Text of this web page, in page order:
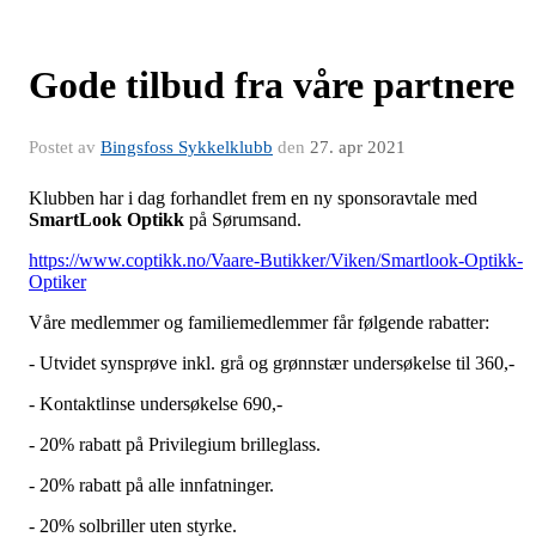
Gode tilbud fra våre partnere
Postet av Bingsfoss Sykkelklubb den 27. apr 2021
Klubben har i dag forhandlet frem en ny sponsoravtale med
SmartLook Optikk på Sørumsand.
https://www.coptikk.no/Vaare-Butikker/Viken/Smartlook-Optikk-
Optiker
Våre medlemmer og familiemedlemmer får følgende rabatter:
- Utvidet synsprøve inkl. grå og grønnstær undersøkelse til 360,-
- Kontaktlinse undersøkelse 690,-
- 20% rabatt på Privilegium brilleglass.
- 20% rabatt på alle innfatninger.
- 20% solbriller uten styrke.